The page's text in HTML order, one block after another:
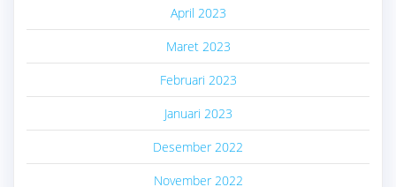
April 2023
Maret 2023
Februari 2023
Januari 2023
Desember 2022
November 2022